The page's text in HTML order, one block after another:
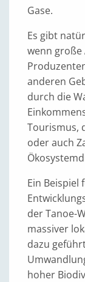
Gase.
Es gibt
wenn große
anderen
durch die
Tourismus,
oder auch
Ein Beispiel
der Tanoe-
massiver
dazu
hoher